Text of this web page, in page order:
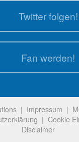
Twitter folgen!
Fan werden!
| Impressum |
| Cookie
Disclaimer